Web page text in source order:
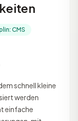
CMS
schnell kleine
werden
einfache